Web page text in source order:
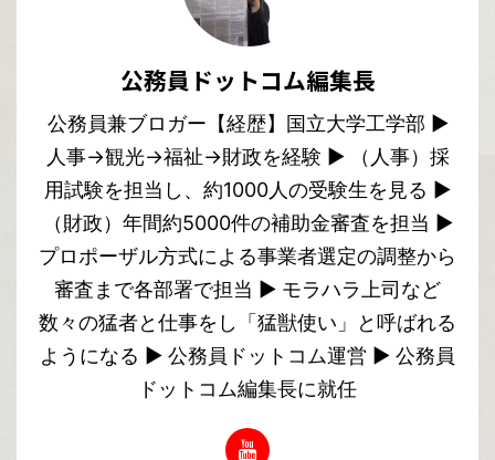
公務員ドットコム編集長
公務員兼ブロガー【経歴】国立大学工学部 ▶︎
人事→観光→福祉→財政を経験 ▶︎ （人事）採
用試験を担当し、約1000人の受験生を見る ▶︎
（財政）年間約5000件の補助金審査を担当 ▶︎
プロポーザル方式による事業者選定の調整から
審査まで各部署で担当 ▶︎ モラハラ上司など
数々の猛者と仕事をし「猛獣使い」と呼ばれる
ようになる ▶︎ 公務員ドットコム運営 ▶︎ 公務員
ドットコム編集長に就任